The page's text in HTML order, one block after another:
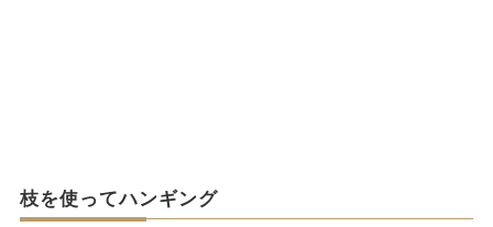
枝を使ってハンギング